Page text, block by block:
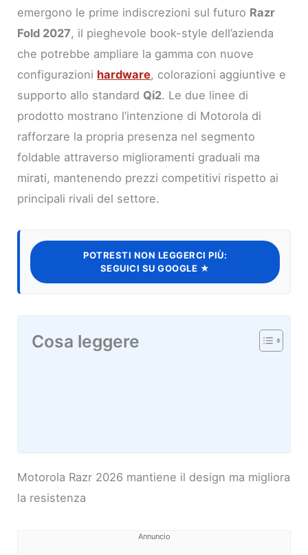
emergono le prime indiscrezioni sul futuro Razr
Fold 2027, il pieghevole book-style dell’azienda
che potrebbe ampliare la gamma con nuove
configurazioni hardware, colorazioni aggiuntive e
supporto allo standard Qi2. Le due linee di
prodotto mostrano l’intenzione di Motorola di
rafforzare la propria presenza nel segmento
foldable attraverso miglioramenti graduali ma
mirati, mantenendo prezzi competitivi rispetto ai
principali rivali del settore.
POTRESTI NON LEGGERCI PIÙ:
SEGUICI SU GOOGLE ★
Cosa leggere
Motorola Razr 2026 mantiene il design ma migliora
la resistenza
Annuncio